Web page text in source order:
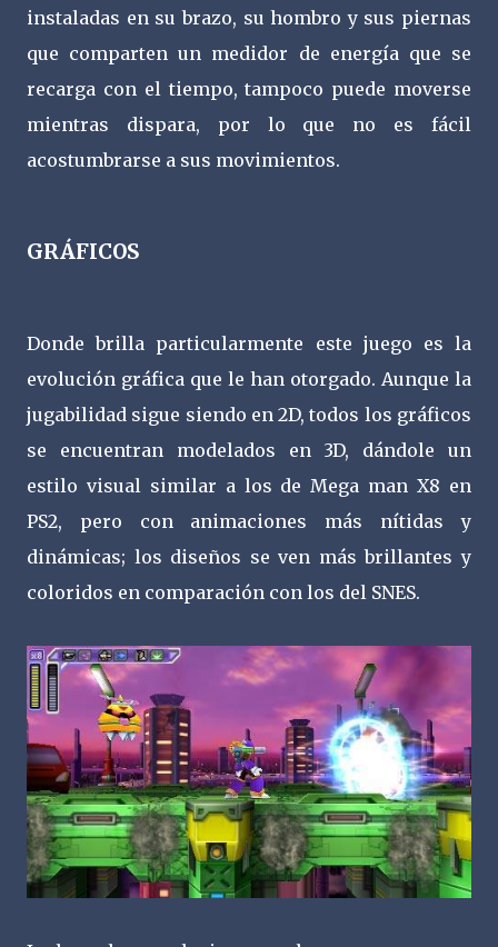
instaladas en su brazo, su hombro y sus piernas
que comparten un medidor de energía que se
recarga con el tiempo, tampoco puede moverse
mientras dispara, por lo que no es fácil
acostumbrarse a sus movimientos.
GRÁFICOS
Donde brilla particularmente este juego es la
evolución gráfica que le han otorgado. Aunque la
jugabilidad sigue siendo en 2D, todos los gráficos
se encuentran modelados en 3D, dándole un
estilo visual similar a los de Mega man X8 en
PS2, pero con animaciones más nítidas y
dinámicas; los diseños se ven más brillantes y
coloridos en comparación con los del SNES.